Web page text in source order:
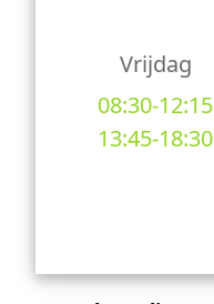
Vrijdag
08:30-12:15
13:45-18:30